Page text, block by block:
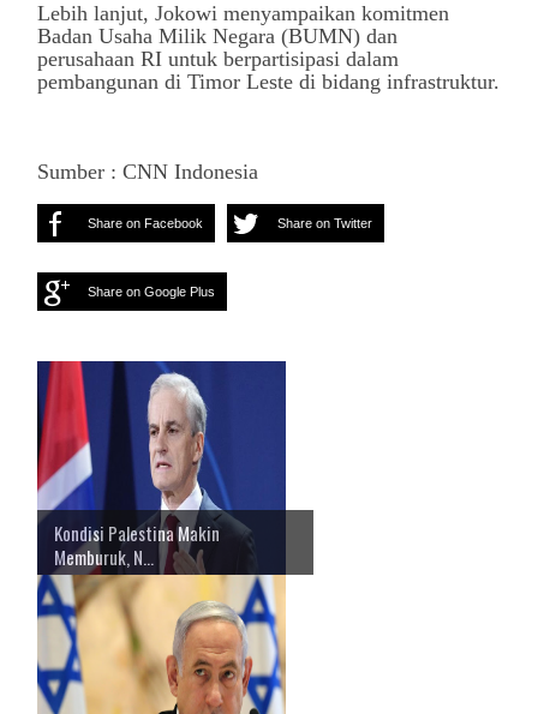
Lebih lanjut, Jokowi menyampaikan komitmen
Badan Usaha Milik Negara (BUMN) dan
perusahaan RI untuk berpartisipasi dalam
pembangunan di Timor Leste di bidang infrastruktur.
Sumber : CNN Indonesia
Share on Facebook Share on Twitter
Share on Google Plus
Kondisi Palestina Makin
Memburuk, N...